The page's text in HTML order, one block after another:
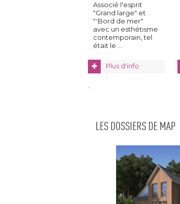
Associé l'esprit
"Grand large" et
"'Bord de mer"
avec un esthétisme
contemporain, tel
était le ...
+ Plus d'info
LES DOSSIERS DE MAP